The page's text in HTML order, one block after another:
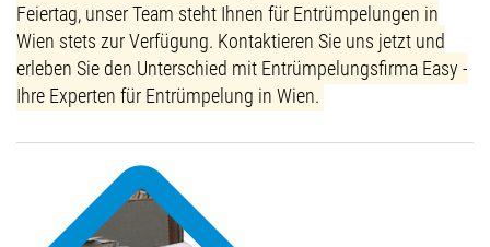
Feiertag, unser Team steht Ihnen für Entrümpelungen in
Wien stets zur Verfügung. Kontaktieren Sie uns jetzt und
erleben Sie den Unterschied mit Entrümpelungsfirma Easy -
Ihre Experten für Entrümpelung in Wien.